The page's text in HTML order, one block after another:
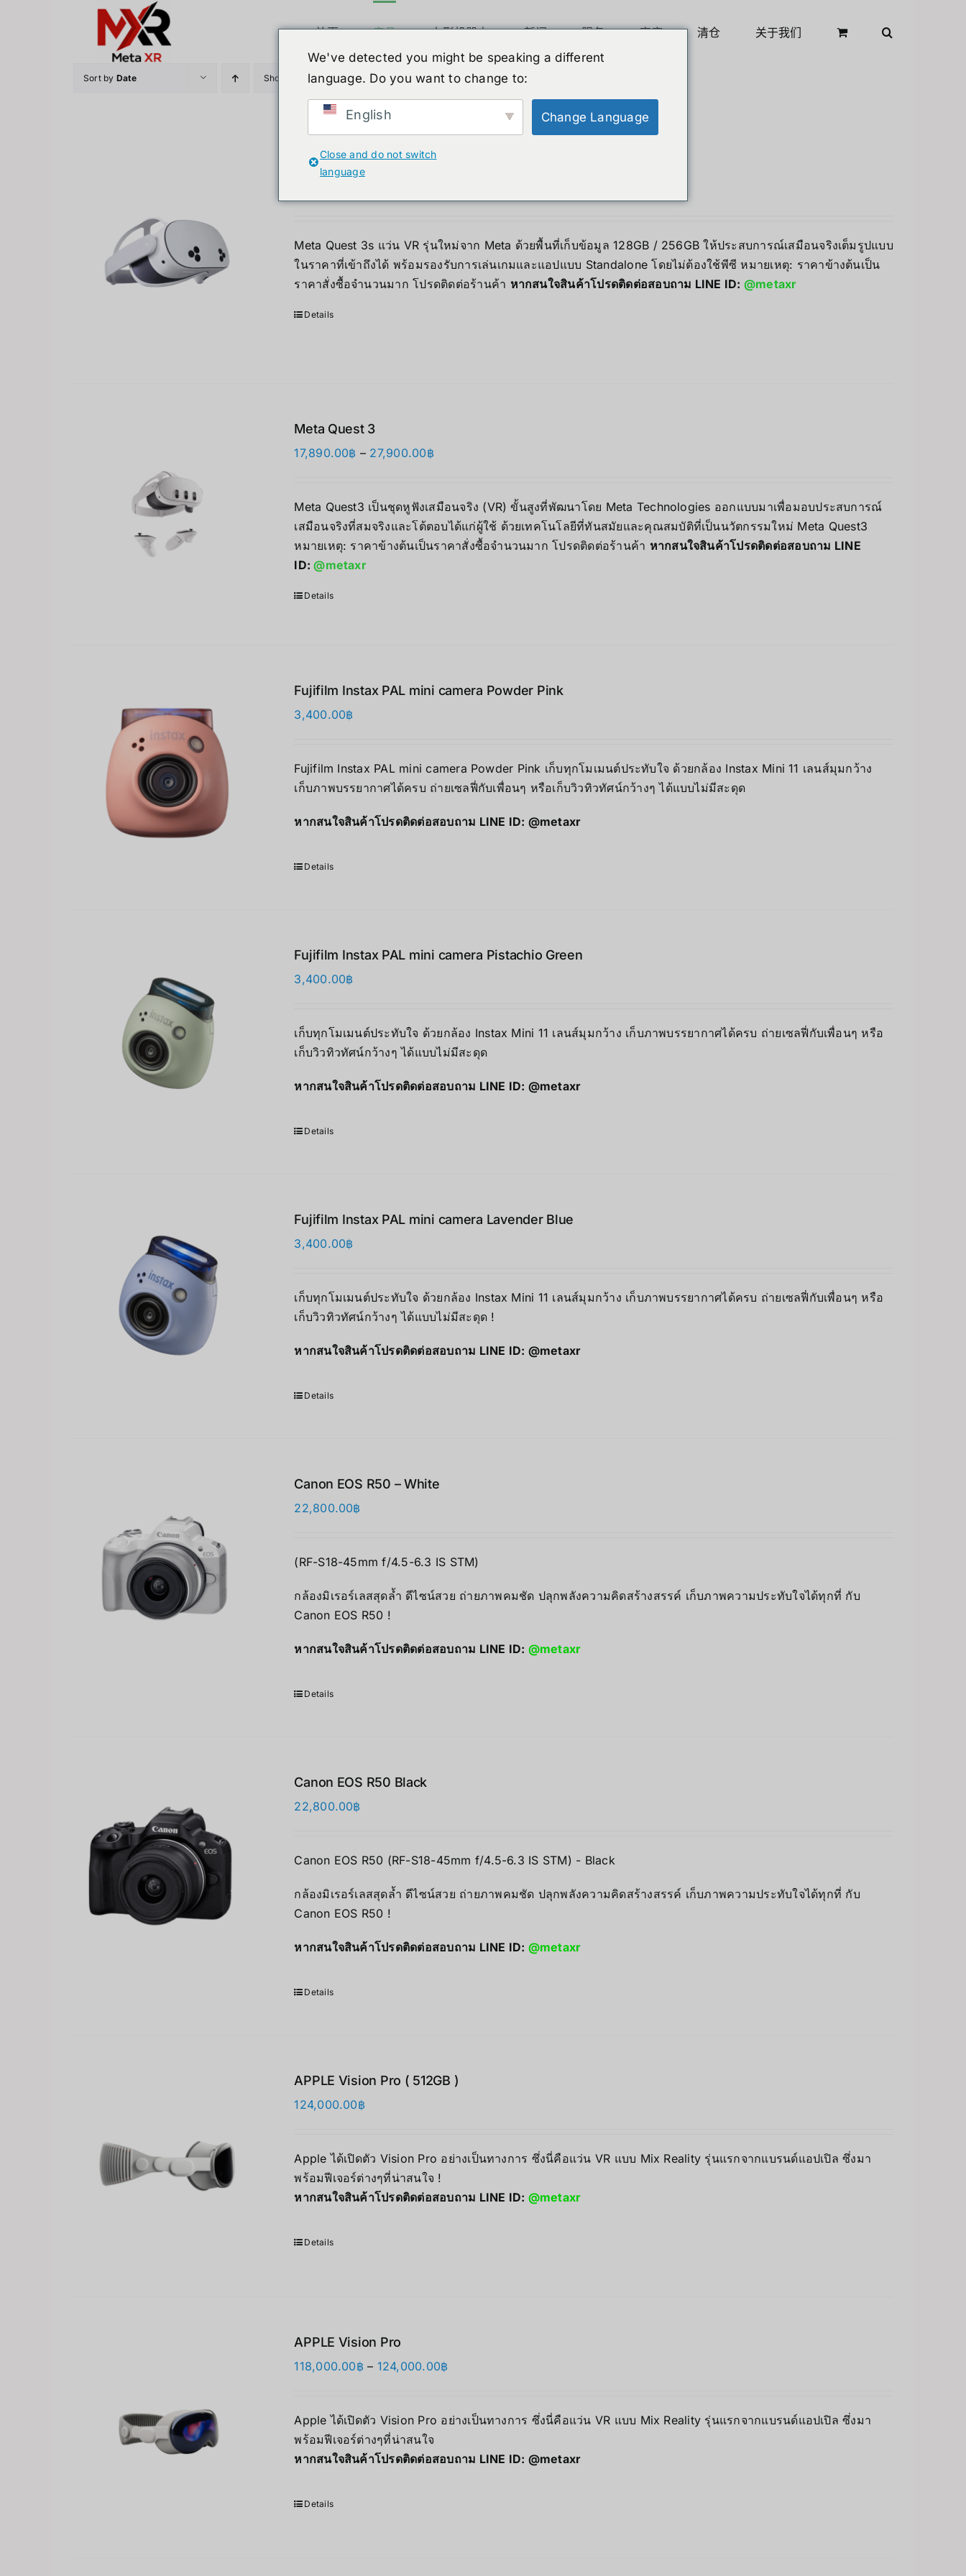
首页 产品 人形机器人 新闻 服务 商店 清仓 关于我们
Sort by Date Show 12 Products
Meta Quest 3S
围：
12,690.00฿
至
Meta Quest 3s แว่น VR รุ่นใหม่จาก Meta ด้วยพื้นที่เก็บข้อมูล 128GB / 256GB ให้ประสบการณ์เสมือนจริงเต็มรูปแบบ
ในราคาที่เข้าถึงได้ พร้อมรองรับการเล่นเกมและแอปแบบ Standalone โดยไม่ต้องใช้พีซี หมายเหตุ: ราคาข้างต้นเป็น
ราคาสั่งซื้อจำนวนมาก โปรดติดต่อร้านค้า หากสนใจสินค้าโปรดติดต่อสอบถาม LINE ID: @metaxr
Details
Meta Quest 3
17,890.00฿ – 27,900.00฿价
围：
17,890.00฿
至
Meta Quest3 เป็นชุดหูฟังเสมือนจริง (VR) ขั้นสูงที่พัฒนาโดย Meta Technologies ออกแบบมาเพื่อมอบประสบการณ์
เสมือนจริงที่สมจริงและโต้ตอบได้แก่ผู้ใช้ ด้วยเทคโนโลยีที่ทันสมัยและคุณสมบัติที่เป็นนวัตกรรมใหม่ Meta Quest3
หมายเหตุ: ราคาข้างต้นเป็นราคาสั่งซื้อจำนวนมาก โปรดติดต่อร้านค้า หากสนใจสินค้าโปรดติดต่อสอบถาม LINE
ID:@metaxr
Details
Fujifilm Instax PAL mini camera Powder Pink
3,400.00฿
Fujifilm Instax PAL mini camera Powder Pink เก็บทุกโมเมนต์ประทับใจ ด้วยกล้อง Instax Mini 11 เลนส์มุมกว้าง
เก็บภาพบรรยากาศได้ครบ ถ่ายเซลฟี่กับเพื่อนๆ หรือเก็บวิวทิวทัศน์กว้างๆ ได้แบบไม่มีสะดุด
หากสนใจสินค้าโปรดติดต่อสอบถาม LINE ID: @metaxr
Details
Fujifilm Instax PAL mini camera Pistachio Green
3,400.00฿
เก็บทุกโมเมนต์ประทับใจ ด้วยกล้อง Instax Mini 11 เลนส์มุมกว้าง เก็บภาพบรรยากาศได้ครบ ถ่ายเซลฟี่กับเพื่อนๆ หรือ
เก็บวิวทิวทัศน์กว้างๆ ได้แบบไม่มีสะดุด
หากสนใจสินค้าโปรดติดต่อสอบถาม LINE ID: @metaxr
Details
Fujifilm Instax PAL mini camera Lavender Blue
3,400.00฿
เก็บทุกโมเมนต์ประทับใจ ด้วยกล้อง Instax Mini 11 เลนส์มุมกว้าง เก็บภาพบรรยากาศได้ครบ ถ่ายเซลฟี่กับเพื่อนๆ หรือ
เก็บวิวทิวทัศน์กว้างๆ ได้แบบไม่มีสะดุด !
หากสนใจสินค้าโปรดติดต่อสอบถาม LINE ID: @metaxr
Details
Canon EOS R50 – White
22,800.00฿
(RF-S18-45mm f/4.5-6.3 IS STM)
กล้องมิเรอร์เลสสุดล้ำ ดีไซน์สวย ถ่ายภาพคมชัด ปลุกพลังความคิดสร้างสรรค์ เก็บภาพความประทับใจได้ทุกที่ กับ
Canon EOS R50 !
หากสนใจสินค้าโปรดติดต่อสอบถาม LINE ID: @metaxr
Details
Canon EOS R50 Black
22,800.00฿
Canon EOS R50 (RF-S18-45mm f/4.5-6.3 IS STM) - Black
กล้องมิเรอร์เลสสุดล้ำ ดีไซน์สวย ถ่ายภาพคมชัด ปลุกพลังความคิดสร้างสรรค์ เก็บภาพความประทับใจได้ทุกที่ กับ
Canon EOS R50 !
หากสนใจสินค้าโปรดติดต่อสอบถาม LINE ID: @metaxr
Details
APPLE Vision Pro ( 512GB )
124,000.00฿
Apple ได้เปิดตัว Vision Pro อย่างเป็นทางการ ซึ่งนี่คือแว่น VR แบบ Mix Reality รุ่นแรกจากแบรนด์แอปเปิล ซึ่งมา
พร้อมฟีเจอร์ต่างๆที่น่าสนใจ !
หากสนใจสินค้าโปรดติดต่อสอบถาม LINE ID: @metaxr
Details
APPLE Vision Pro
118,000.00฿ – 124,000.00฿
围：
至
Apple ได้เปิดตัว Vision Pro อย่างเป็นทางการ ซึ่งนี่คือแว่น VR แบบ Mix Reality รุ่นแรกจากแบรนด์แอปเปิล ซึ่งมา
พร้อมฟีเจอร์ต่างๆที่น่าสนใจ
หากสนใจสินค้าโปรดติดต่อสอบถาม LINE ID: @metaxr
Details
We've detected you might be speaking a different
language. Do you want to change to:
English Change Language
Close and do not switch
language